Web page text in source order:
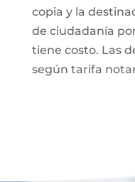
copia y la
de ciudadanía
tiene costo. Las
según tarifa